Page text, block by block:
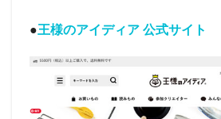
●王様のアイディア 公式サイト